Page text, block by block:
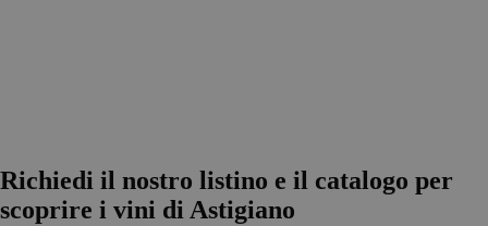
Richiedi il nostro listino e il catalogo per
scoprire i vini di Astigiano